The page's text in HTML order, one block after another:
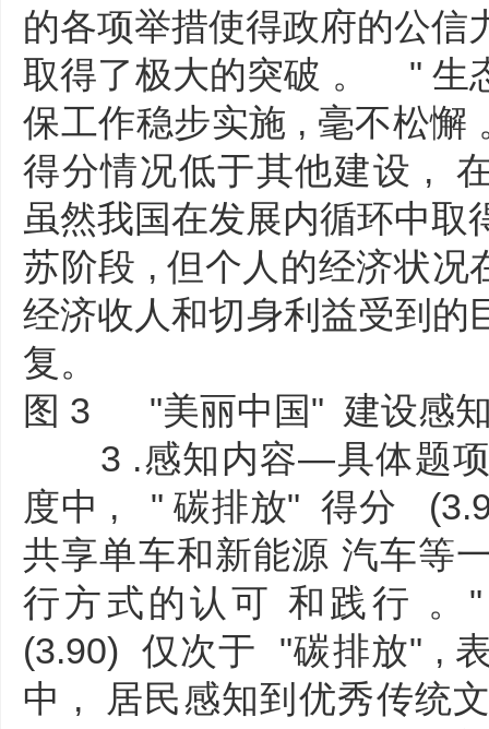
的各项举措使得政府的公
取得了极大的突破 。 " 生
保工作稳步实施 , 毫不松
得分情况低于其他建设 ,
虽然我国在发展内循环中
苏阶段 , 但个人的经济状
经济收人和切身利益受到的
复。
图 3 "美丽中国" 建设感
3 .感知内容—具体题项
度中 , " 碳排放" 得分
共享单车和新能源 汽车等
行方式的认可 和践行
(3.90) 仅次于 "碳排放" ,
中 , 居民感知到优秀传统